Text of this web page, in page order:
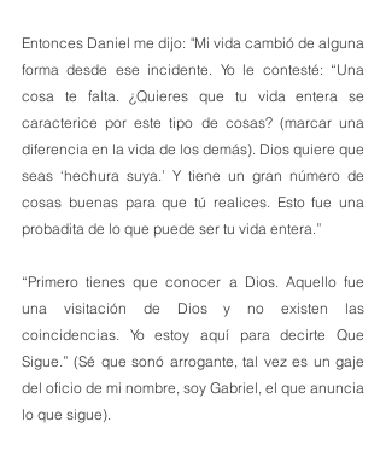
Entonces Daniel me dijo: "Mi vida cambió de alguna
forma desde ese incidente. Yo le contesté: “Una
cosa te falta. ¿Quieres que tu vida entera se
caracterice por este tipo de cosas? (marcar una
diferencia en la vida de los demás). Dios quiere que
seas ‘hechura suya.’ Y tiene un gran número de
cosas buenas para que tú realices. Esto fue una
probadita de lo que puede ser tu vida entera.”
“Primero tienes que conocer a Dios. Aquello fue
una visitación de Dios y no existen las
coincidencias. Yo estoy aquí para decirte Que
Sigue.” (Sé que sonó arrogante, tal vez es un gaje
del oficio de mi nombre, soy Gabriel, el que anuncia
lo que sigue).